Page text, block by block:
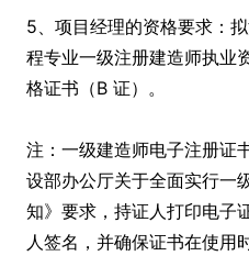
5、项目经理的资格要求：
程专业一级注册建造师执业
格证书（B 证）。
注：一级建造师电子注册证
设部办公厅关于全面实行一
知》要求，持证人打印电子
人签名，并确保证书在使用